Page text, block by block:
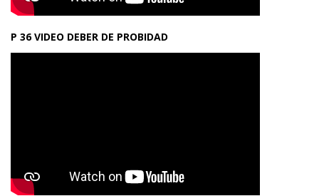
P 36 VIDEO DEBER DE PROBIDAD